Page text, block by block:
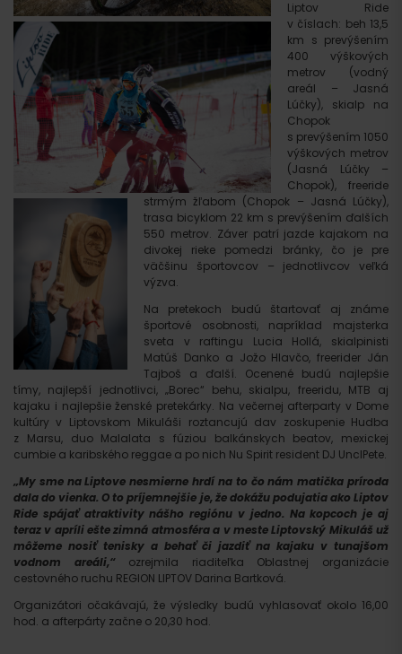
Liptov Ride
v číslach: beh 13,5
km s prevýšením
400 výškových
metrov (vodný
areál – Jasná
Lúčky), skialp na
Chopok
s prevýšením 1050
výškových metrov
(Jasná Lúčky –
Chopok), freeride
strmým žľabom (Chopok – Jasná Lúčky),
trasa bicyklom 22 km s prevýšením ďalších
550 metrov. Záver patrí jazde kajakom na
divokej rieke pomedzi bránky, čo je pre
väčšinu športovcov – jednotlivcov veľká
výzva.
Na pretekoch budú štartovať aj známe
športové osobnosti, napríklad majsterka
sveta v raftingu Lucia Hollá, skialpinisti
Matúš Danko a Jožo Hlavčo, freerider Ján
Tajboš a ďalší. Ocenené budú najlepšie
tímy, najlepší jednotlivci, „Borec“ behu, skialpu, freeridu, MTB aj
kajaku i najlepšie ženské pretekárky. Na večernej afterparty v Dome
kultúry v Liptovskom Mikuláši roztancujú dav zoskupenie Hudba
z Marsu, duo Malalata s fúziou balkánskych beatov, mexickej
cumbie a karibského reggae a po nich Nu Spirit resident DJ UnclPete.
„My sme na Liptove nesmierne hrdí na to čo nám matička príroda
dala do vienka. O to príjemnejšie je, že dokážu podujatia ako Liptov
Ride spájať atraktivity nášho regiónu v jedno. Na kopcoch je aj
teraz v apríli ešte zimná atmosféra a v meste Liptovský Mikuláš už
môžeme nosiť tenisky a behať či jazdiť na kajaku v tunajšom
vodnom areáli,“ ozrejmila riaditeľka Oblastnej organizácie
cestovného ruchu REGION LIPTOV Darina Bartková.
Organizátori očakávajú, že výsledky budú vyhlasovať okolo 16,00
hod. a afterpárty začne o 20,30 hod.